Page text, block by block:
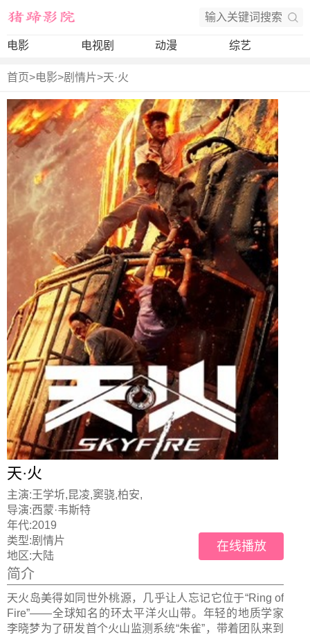
电影 电视剧 动漫 综艺
首页>电影>剧情片>天·火
天·火
主演:王学圻,昆凌,窦骁,柏安,
导演:西蒙·韦斯特
年代:2019
类型:剧情片
地区:大陆
在线播放
简介
天火岛美得如同世外桃源，几乎让人忘记它位于“Ring of
Fire”——全球知名的环太平洋火山带。年轻的地质学家
李晓梦为了研发首个火山监测系统“朱雀”，带着团队来到